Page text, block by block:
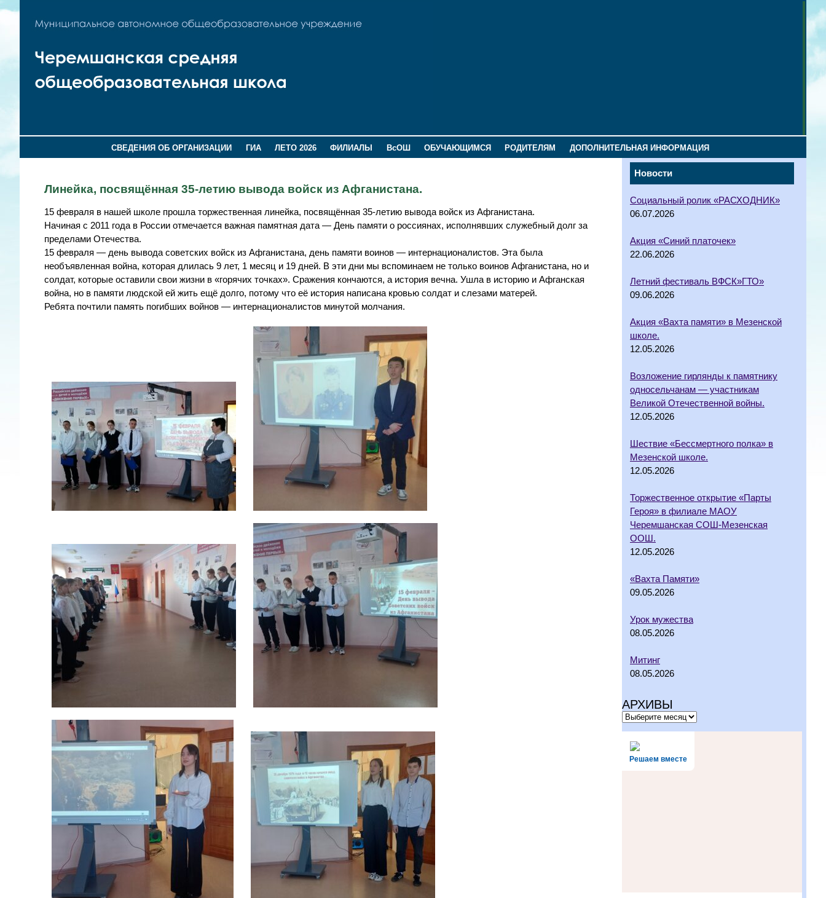
СВЕДЕНИЯ ОБ ОРГАНИЗАЦИИ ГИА ЛЕТО 2026 ФИЛИАЛЫ ВсОШ ОБУЧАЮЩИМСЯ РОДИТЕЛЯМ ДОПОЛНИТЕЛЬНАЯ ИНФОРМАЦИЯ
Новости
Социальный ролик «РАСХОДНИК»
06.07.2026
Акция «Синий платочек»
22.06.2026
Летний фестиваль ВФСК»ГТО»
09.06.2026
Акция «Вахта памяти» в Мезенской
школе.
12.05.2026
Возложение гирлянды к памятнику
односельчанам — участникам
Великой Отечественной войны.
12.05.2026
Шествие «Бессмертного полка» в
Мезенской школе.
12.05.2026
Торжественное открытие «Парты
Героя» в филиале МАОУ
Черемшанская СОШ-Мезенская
ООШ.
12.05.2026
«Вахта Памяти»
09.05.2026
Урок мужества
08.05.2026
Митинг
08.05.2026
АРХИВЫ
Решаем вместе
Линейка, посвящённая 35-летию вывода войск из Афганистана.
15 февраля в нашей школе прошла торжественная линейка, посвящённая 35-летию вывода войск из Афганистана.
Начиная с 2011 года в России отмечается важная памятная дата — День памяти о россиянах, исполнявших служебный долг за
пределами Отечества.
15 февраля — день вывода советских войск из Афганистана, день памяти воинов — интернационалистов. Эта была
необъявленная война, которая длилась 9 лет, 1 месяц и 19 дней. В эти дни мы вспоминаем не только воинов Афганистана, но и
солдат, которые оставили свои жизни в «горячих точках». Сражения кончаются, а история вечна. Ушла в историю и Афганская
война, но в памяти людской ей жить ещё долго, потому что её история написана кровью солдат и слезами матерей.
Ребята почтили память погибших войнов — интернационалистов минутой молчания.